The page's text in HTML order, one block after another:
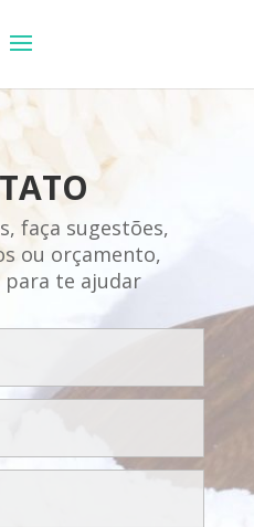
faça sugestões,
ou orçamento,
para te ajudar